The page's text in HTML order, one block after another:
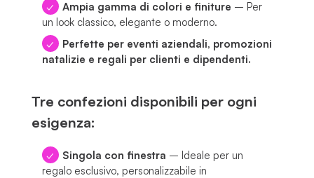
Ampia gamma di colori e finiture – Per
un look classico, elegante o moderno.
Perfette per eventi aziendali, promozioni
natalizie e regali per clienti e dipendenti.
Tre confezioni disponibili per ogni
esigenza:
Singola con finestra – Ideale per un
regalo esclusivo, personalizzabile in